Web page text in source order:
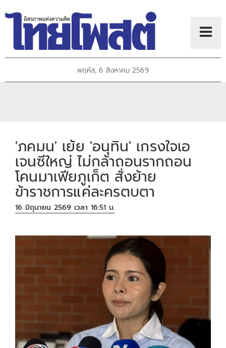
พฤหัส, 6 สิงหาคม 2569
'ภคมน' เย้ย 'อนุทิน' เกรงใจเอ
เจนซีใหญ่ ไม่กล้าถอนรากถอน
โคนมาเฟียภูเก็ต สั่งย้าย
ข้าราชการแค่ละครตบตา
16 มิถุนายน 2569 เวลา 16:51 น.